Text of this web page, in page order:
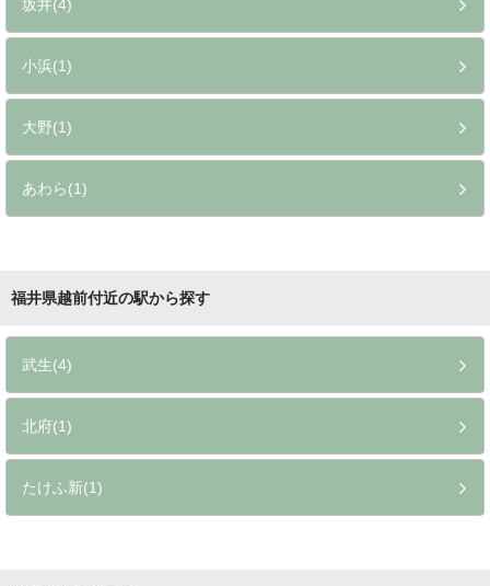
坂井(4)
小浜(1)
大野(1)
あわら(1)
福井県越前付近の駅から探す
武生(4)
北府(1)
たけふ新(1)